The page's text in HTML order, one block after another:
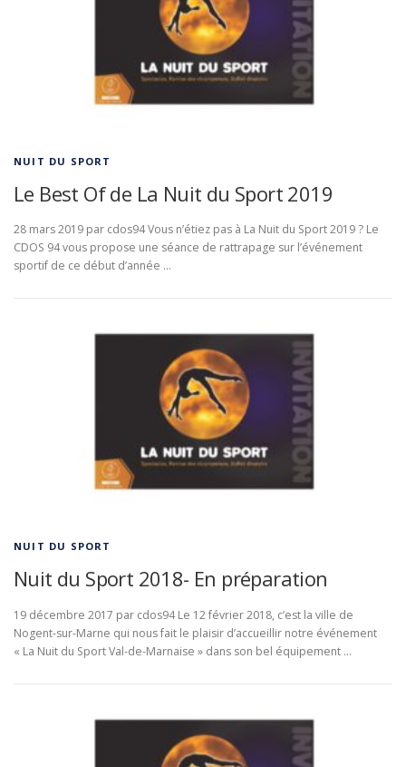
NUIT DU SPORT
Le Best Of de La Nuit du Sport 2019
28 mars 2019 par cdos94 Vous n’étiez pas à La Nuit du Sport 2019 ? Le
CDOS 94 vous propose une séance de rattrapage sur l’événement
sportif de ce début d’année …
NUIT DU SPORT
Nuit du Sport 2018- En préparation
19 décembre 2017 par cdos94 Le 12 février 2018, c’est la ville de
Nogent-sur-Marne qui nous fait le plaisir d’accueillir notre événement
« La Nuit du Sport Val-de-Marnaise » dans son bel équipement …